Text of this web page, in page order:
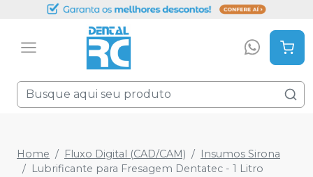
Home Fluxo Digital (CAD/CAM)
Insumos Sirona
Lubrificante para Fresagem Dentatec - 1 Litro